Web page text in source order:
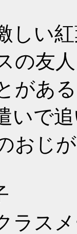
しい
の友
があ
いで
おじ
ス